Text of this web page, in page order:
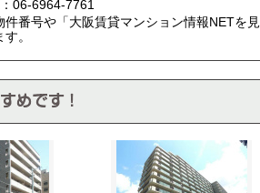
06-6964-7761
番号や「大阪賃貸マンション情報NETを
。